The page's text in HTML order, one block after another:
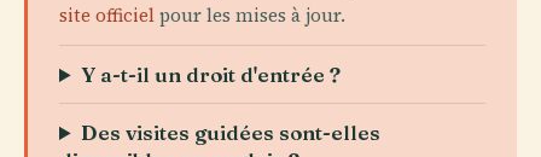
site officielpour les mises à jour.
Y a-t-il un droit d'entrée ?
Des visites guidées sont-elles